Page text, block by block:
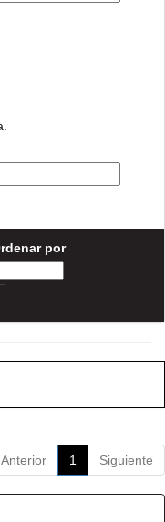
por
Anterior 1 Siguiente